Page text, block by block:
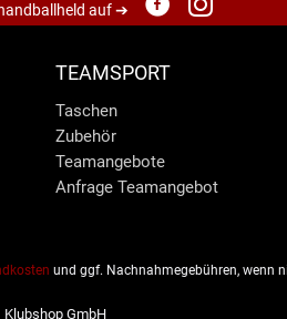
auf ➔
TEAMSPORT
Taschen
Zubehör
Teamangebote
Anfrage Teamangebot
und ggf. Nachnahmegebühren, wenn
Klubshop GmbH